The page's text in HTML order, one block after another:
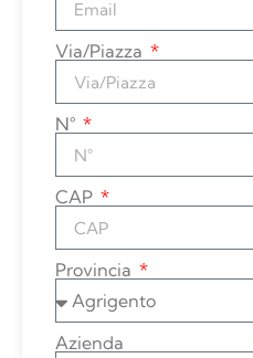
Via/Piazza
N°
CAP
Provincia
Azienda